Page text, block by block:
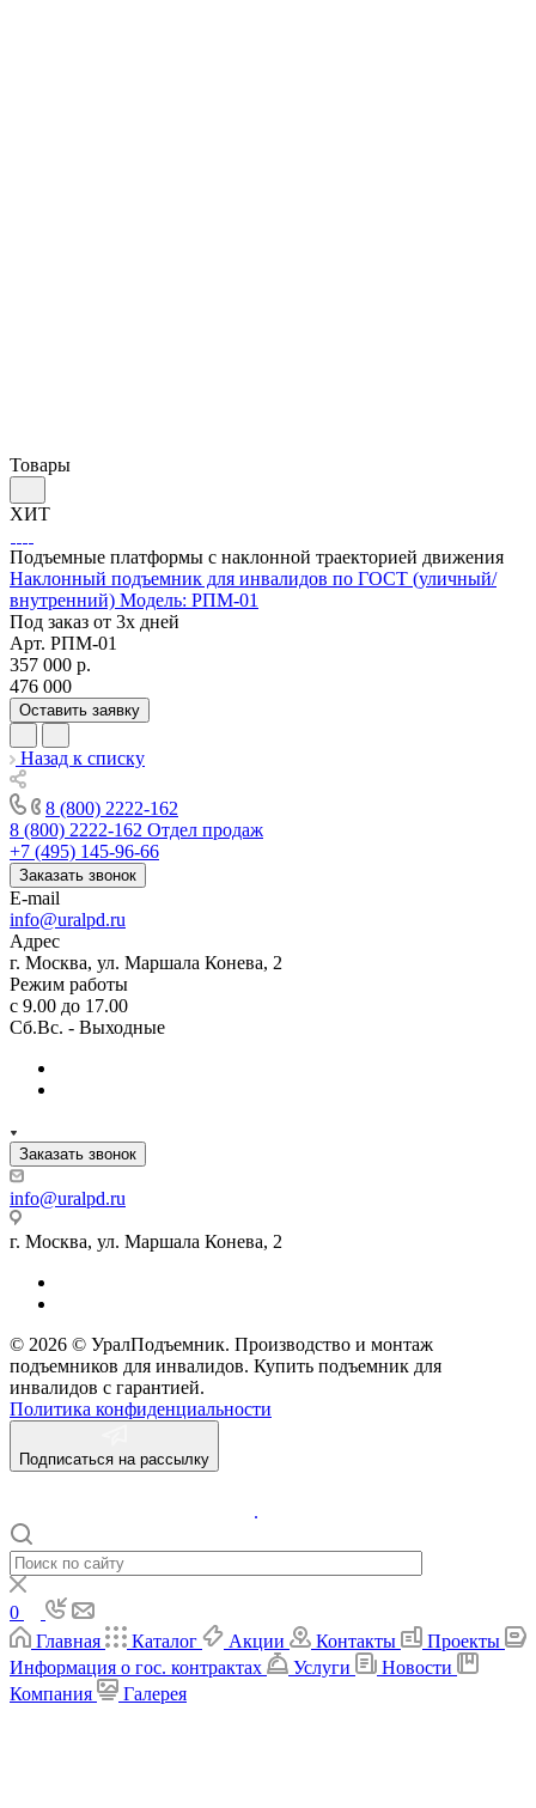
Товары
ХИТ
Подъемные платформы с наклонной траекторией движения
Наклонный подъемник для инвалидов по ГОСТ (уличный/
внутренний) Модель: РПМ-01
Под заказ от 3х дней
Арт. РПМ-01
357 000 р.
476 000
Оставить заявку
Назад к списку
8 (800) 2222-162
8 (800) 2222-162 Отдел продаж
+7 (495) 145-96-66
Заказать звонок
E-mail
info@uralpd.ru
Адрес
г. Москва, ул. Маршала Конева, 2
Режим работы
с 9.00 до 17.00
Сб.Вс. - Выходные
Заказать звонок
info@uralpd.ru
г. Москва, ул. Маршала Конева, 2
© 2026 © УралПодъемник. Производство и монтаж
подъемников для инвалидов. Купить подъемник для
инвалидов с гарантией.
Политика конфиденциальности
Подписаться на рассылку
.
0
Главная
Каталог Акции Контакты
Проекты
Информация о гос. контрактах
Услуги
Новости
Компания
Галерея